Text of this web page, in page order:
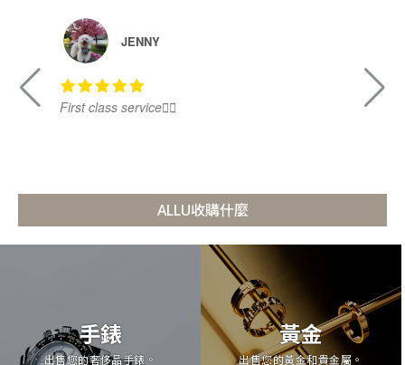
First class service👍🏻
JENNY
ALLU收購什麼
手錶
出售您的奢侈品手錶。
黃金
出售您的黃金和貴金屬。